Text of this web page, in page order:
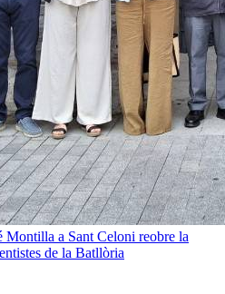
Montilla a Sant Celoni reobre la
de la Batllòria